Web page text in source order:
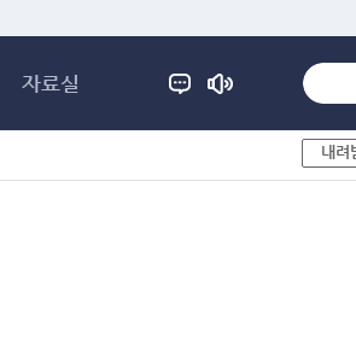
자료실
내려